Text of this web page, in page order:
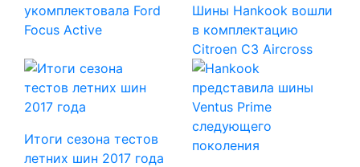
укомплектовала Ford
Focus Active
Шины Hankook вошли
в комплектацию
Citroen C3 Aircross
Итоги сезона тестов
летних шин 2017 года